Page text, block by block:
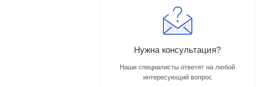
Нужна консультация?
Наши специалисты ответят на любой
интересующий вопрос